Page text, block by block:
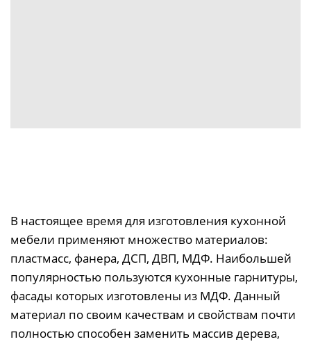
В настоящее время для изготовления кухонной
мебели применяют множество материалов:
пластмасс, фанера, ДСП, ДВП, МДФ. Наибольшей
популярностью пользуются кухонные гарнитуры,
фасады которых изготовлены из МДФ. Данный
материал по своим качествам и свойствам почти
полностью способен заменить массив дерева,